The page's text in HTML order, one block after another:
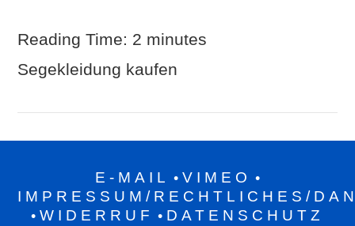
Reading Time: 2 minutes
Segekleidung kaufen
E-MAIL • VIMEO •
IMPRESSUM/RECHTLICHES/
• WIDERRUF • DATENSCHUTZ